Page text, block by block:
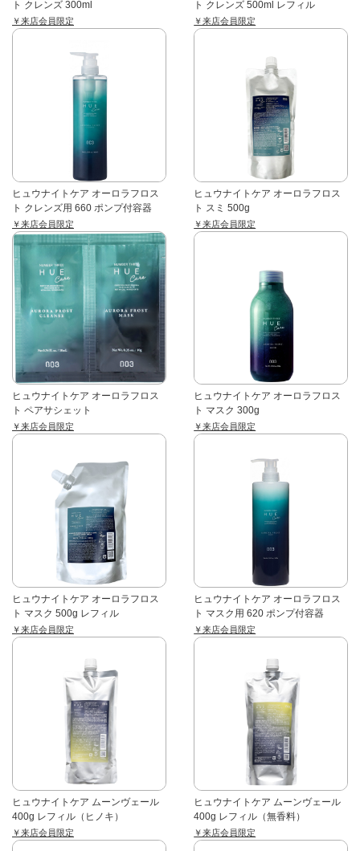
ト クレンズ 300ml
￥来店会員限定
ト クレンズ 500ml レフィル
￥来店会員限定
ヒュウナイトケア オーロラフロス
ト クレンズ用 660 ポンプ付容器
￥来店会員限定
ヒュウナイトケア オーロラフロス
ト スミ 500g
￥来店会員限定
ヒュウナイトケア オーロラフロス
ト ペアサシェット
￥来店会員限定
ヒュウナイトケア オーロラフロス
ト マスク 300g
￥来店会員限定
ヒュウナイトケア オーロラフロス
ト マスク 500g レフィル
￥来店会員限定
ヒュウナイトケア オーロラフロス
ト マスク用 620 ポンプ付容器
￥来店会員限定
ヒュウナイトケア ムーンヴェール
400g レフィル（ヒノキ）
￥来店会員限定
ヒュウナイトケア ムーンヴェール
400g レフィル（無香料）
￥来店会員限定